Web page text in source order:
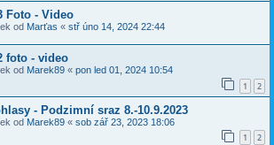
Foto - Video
od Marťas « stř úno 14, 2024 22:44
foto - video
od Marek89 « pon led 01, 2024 10:54
1 2
- Podzimní sraz 8.-10.9.2023
od Marek89 « sob zář 23, 2023 18:06
1 2